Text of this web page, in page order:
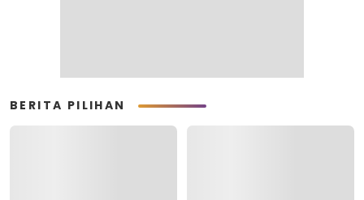
BERITA PILIHAN